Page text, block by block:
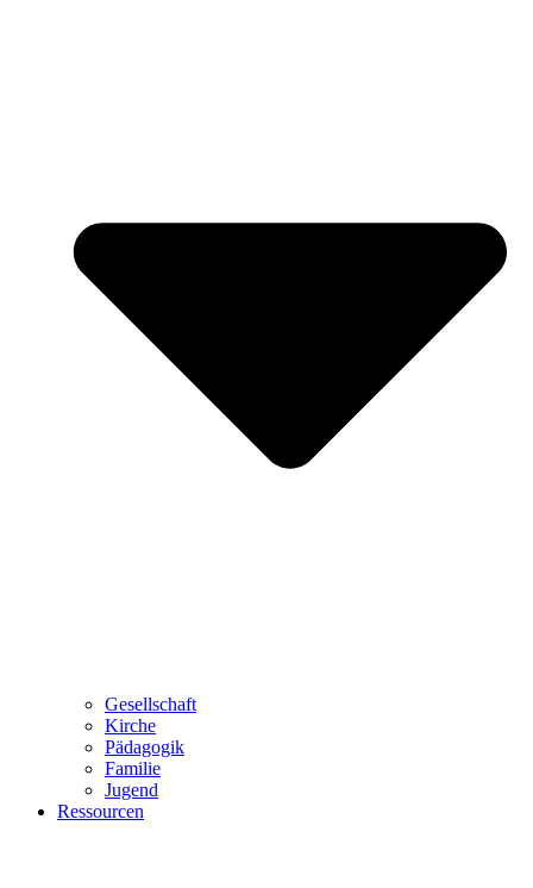
Gesellschaft
Kirche
Pädagogik
Familie
Jugend
Ressourcen